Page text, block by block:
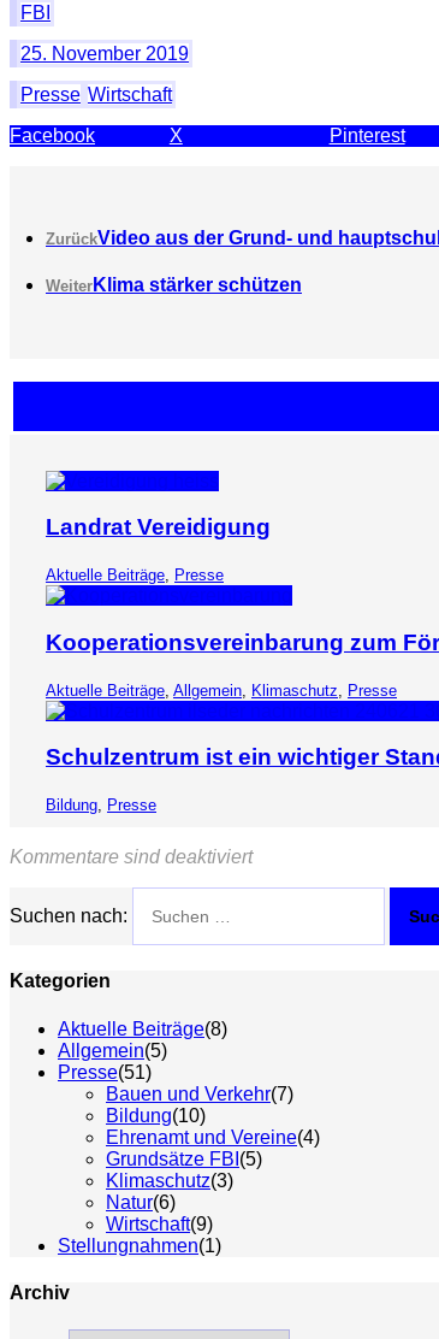
FBI
25. November 2019
Presse Wirtschaft
Facebook
X Pinterest
ZurückVideo aus der Grund- und
Weiter Klima stärker schützen
Landrat Vereidigung
Aktuelle Beiträge, Presse
Kooperationsvereinbarung zum
Aktuelle Beiträge Allgemein Klimaschutz Presse
Schulzentrum ist ein wichtiger
Bildung Presse
Kommentare sind deaktiviert
Suchen nach:
Kategorien
Aktuelle Beiträge(8)
Allgemein(5)
Presse(51)
Bauen und Verkehr(7)
Bildung(10)
Ehrenamt und Vereine(4)
Grundsätze FBI (5)
Klimaschutz(3)
Natur(6)
Wirtschaft(9)
Stellungnahmen(1)
Archiv